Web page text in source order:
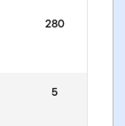
280
5